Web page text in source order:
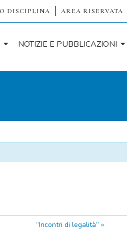
DISCIPLINA AREA RISERVATA
NOTIZIE E PUBBLICAZIONI
“Incontri di legalità” »